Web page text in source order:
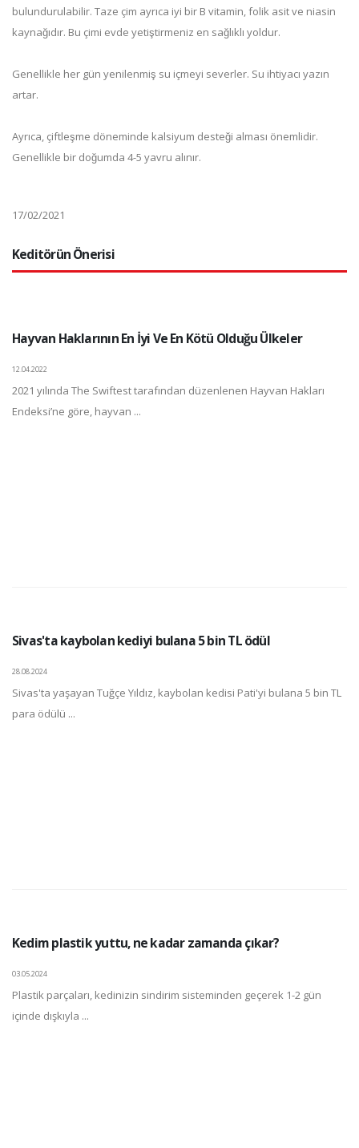
bulundurulabilir. Taze çim ayrıca iyi bir B vitamin, folik asit ve niasin
kaynağıdır. Bu çimi evde yetiştirmeniz en sağlıklı yoldur.
Genellikle her gün yenilenmiş su içmeyi severler. Su ihtiyacı yazın
artar.
Ayrıca, çiftleşme döneminde kalsiyum desteği alması önemlidir.
Genellikle bir doğumda 4-5 yavru alınır.
17/02/2021
Keditörün Önerisi
Hayvan Haklarının En İyi Ve En Kötü Olduğu Ülkeler
12.04.2022
2021 yılında The Swiftest tarafından düzenlenen Hayvan Hakları
Endeksi’ne göre, hayvan ...
Sivas'ta kaybolan kediyi bulana 5 bin TL ödül
28.08.2024
Sivas'ta yaşayan Tuğçe Yıldız, kaybolan kedisi Pati'yi bulana 5 bin TL
para ödülü ...
Kedim plastik yuttu, ne kadar zamanda çıkar?
03.05.2024
Plastik parçaları, kedinizin sindirim sisteminden geçerek 1-2 gün
içinde dışkıyla ...